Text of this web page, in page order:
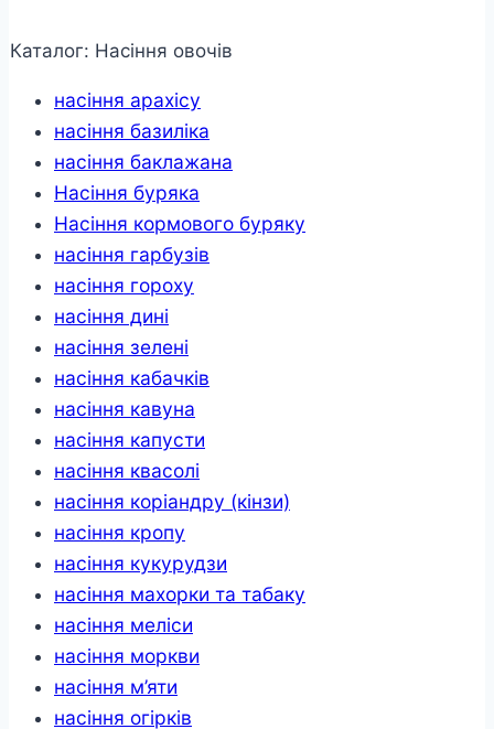
Каталог: Насіння овочів
насіння арахісу
насіння базиліка
насіння баклажана
Насіння буряка
Насіння кормового буряку
насіння гарбузів
насіння гороху
насіння дині
насіння зелені
насіння кабачків
насіння кавуна
насіння капусти
насіння квасолі
насіння коріандру (кінзи)
насіння кропу
насіння кукурудзи
насіння махорки та табаку
насіння меліси
насіння моркви
насіння м’яти
насіння огірків